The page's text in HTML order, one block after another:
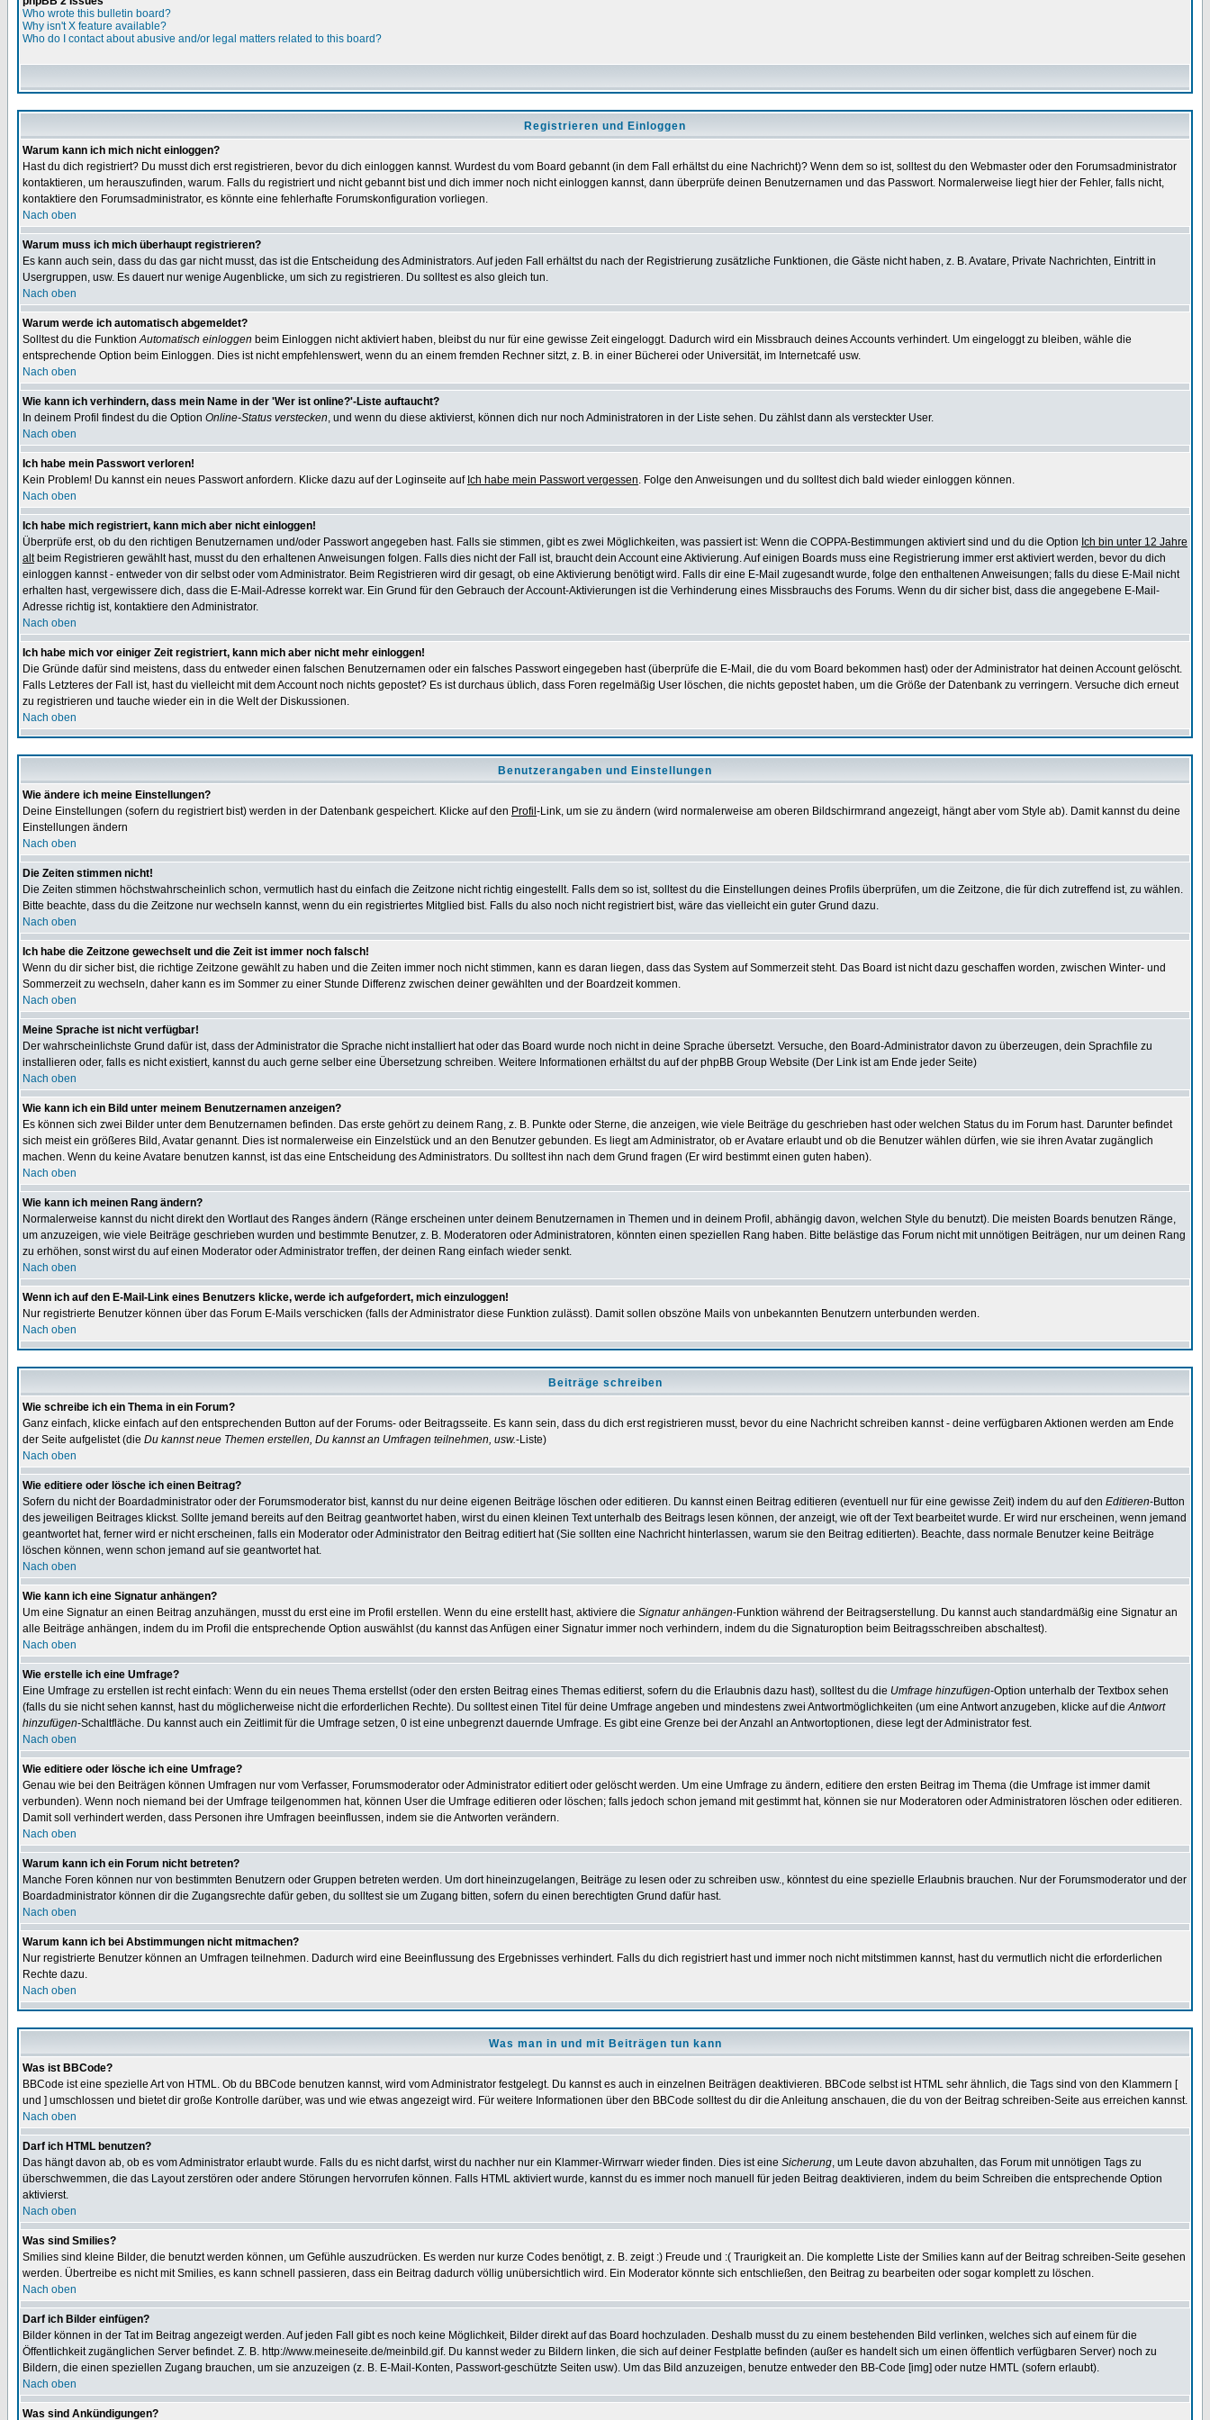
Who wrote this bulletin board?
Why isn't X feature available?
Who do I contact about abusive and/or legal matters related to this board?
Registrieren und Einloggen
Warum kann ich mich nicht einloggen?
Hast du dich registriert? Du musst dich erst registrieren, bevor du dich einloggen kannst. Wurdest du vom Board gebannt (in dem Fall erhältst du eine Nachricht)? Wenn dem so ist, solltest du den Webmaster oder den Forumsadministrator
kontaktieren, um herauszufinden, warum. Falls du registriert und nicht gebannt bist und dich immer noch nicht einloggen kannst, dann überprüfe deinen Benutzernamen und das Passwort. Normalerweise liegt hier der Fehler, falls nicht,
kontaktiere den Forumsadministrator, es könnte eine fehlerhafte Forumskonfiguration vorliegen.
Nach oben
Warum muss ich mich überhaupt registrieren?
Es kann auch sein, dass du das gar nicht musst, das ist die Entscheidung des Administrators. Auf jeden Fall erhältst du nach der Registrierung zusätzliche Funktionen, die Gäste nicht haben, z. B. Avatare, Private Nachrichten, Eintritt in
Usergruppen, usw. Es dauert nur wenige Augenblicke, um sich zu registrieren. Du solltest es also gleich tun.
Nach oben
Warum werde ich automatisch abgemeldet?
Solltest du die FunktionAutomatisch einloggen beim Einloggen nicht aktiviert haben, bleibst du nur für eine gewisse Zeit eingeloggt. Dadurch wird ein Missbrauch deines Accounts verhindert. Um eingeloggt zu bleiben, wähle die
entsprechende Option beim Einloggen. Dies ist nicht empfehlenswert, wenn du an einem fremden Rechner sitzt, z. B. in einer Bücherei oder Universität, im Internetcafé usw.
Nach oben
Wie kann ich verhindern, dass mein Name in der 'Wer ist online?'-Liste auftaucht?
In deinem Profil findest du die Option Online-Status verstecken, und wenn du diese aktivierst, können dich nur noch Administratoren in der Liste sehen. Du zählst dann als versteckter User.
Nach oben
Ich habe mein Passwort verloren!
Kein Problem! Du kannst ein neues Passwort anfordern. Klicke dazu auf der Loginseite auf Ich habe mein Passwort vergessen. Folge den Anweisungen und du solltest dich bald wieder einloggen können.
Nach oben
Ich habe mich registriert, kann mich aber nicht einloggen!
Überprüfe erst, ob du den richtigen Benutzernamen und/oder Passwort angegeben hast. Falls sie stimmen, gibt es zwei Möglichkeiten, was passiert ist: Wenn die COPPA-Bestimmungen aktiviert sind und du die Option Ich bin unter 12 Jahre
altbeim Registrieren gewählt hast, musst du den erhaltenen Anweisungen folgen. Falls dies nicht der Fall ist, braucht dein Account eine Aktivierung. Auf einigen Boards muss eine Registrierung immer erst aktiviert werden, bevor du dich
einloggen kannst - entweder von dir selbst oder vom Administrator. Beim Registrieren wird dir gesagt, ob eine Aktivierung benötigt wird. Falls dir eine E-Mail zugesandt wurde, folge den enthaltenen Anweisungen; falls du diese E-Mail nicht
erhalten hast, vergewissere dich, dass die E-Mail-Adresse korrekt war. Ein Grund für den Gebrauch der Account-Aktivierungen ist die Verhinderung eines Missbrauchs des Forums. Wenn du dir sicher bist, dass die angegebene E-Mail-
Adresse richtig ist, kontaktiere den Administrator.
Nach oben
Ich habe mich vor einiger Zeit registriert, kann mich aber nicht mehr einloggen!
Die Gründe dafür sind meistens, dass du entweder einen falschen Benutzernamen oder ein falsches Passwort eingegeben hast (überprüfe die E-Mail, die du vom Board bekommen hast) oder der Administrator hat deinen Account gelöscht.
Falls Letzteres der Fall ist, hast du vielleicht mit dem Account noch nichts gepostet? Es ist durchaus üblich, dass Foren regelmäßig User löschen, die nichts gepostet haben, um die Größe der Datenbank zu verringern. Versuche dich erneut
zu registrieren und tauche wieder ein in die Welt der Diskussionen.
Nach oben
Benutzerangaben und Einstellungen
Wie ändere ich meine Einstellungen?
Deine Einstellungen (sofern du registriert bist) werden in der Datenbank gespeichert. Klicke auf den Profil -Link, um sie zu ändern (wird normalerweise am oberen Bildschirmrand angezeigt, hängt aber vom Style ab). Damit kannst du deine
Einstellungen ändern
Nach oben
Die Zeiten stimmen nicht!
Die Zeiten stimmen höchstwahrscheinlich schon, vermutlich hast du einfach die Zeitzone nicht richtig eingestellt. Falls dem so ist, solltest du die Einstellungen deines Profils überprüfen, um die Zeitzone, die für dich zutreffend ist, zu wählen.
Bitte beachte, dass du die Zeitzone nur wechseln kannst, wenn du ein registriertes Mitglied bist. Falls du also noch nicht registriert bist, wäre das vielleicht ein guter Grund dazu.
Nach oben
Ich habe die Zeitzone gewechselt und die Zeit ist immer noch falsch!
Wenn du dir sicher bist, die richtige Zeitzone gewählt zu haben und die Zeiten immer noch nicht stimmen, kann es daran liegen, dass das System auf Sommerzeit steht. Das Board ist nicht dazu geschaffen worden, zwischen Winter- und
Sommerzeit zu wechseln, daher kann es im Sommer zu einer Stunde Differenz zwischen deiner gewählten und der Boardzeit kommen.
Nach oben
Meine Sprache ist nicht verfügbar!
Der wahrscheinlichste Grund dafür ist, dass der Administrator die Sprache nicht installiert hat oder das Board wurde noch nicht in deine Sprache übersetzt. Versuche, den Board-Administrator davon zu überzeugen, dein Sprachfile zu
installieren oder, falls es nicht existiert, kannst du auch gerne selber eine Übersetzung schreiben. Weitere Informationen erhältst du auf der phpBB Group Website (Der Link ist am Ende jeder Seite)
Nach oben
Wie kann ich ein Bild unter meinem Benutzernamen anzeigen?
Es können sich zwei Bilder unter dem Benutzernamen befinden. Das erste gehört zu deinem Rang, z. B. Punkte oder Sterne, die anzeigen, wie viele Beiträge du geschrieben hast oder welchen Status du im Forum hast. Darunter befindet
sich meist ein größeres Bild, Avatar genannt. Dies ist normalerweise ein Einzelstück und an den Benutzer gebunden. Es liegt am Administrator, ob er Avatare erlaubt und ob die Benutzer wählen dürfen, wie sie ihren Avatar zugänglich
machen. Wenn du keine Avatare benutzen kannst, ist das eine Entscheidung des Administrators. Du solltest ihn nach dem Grund fragen (Er wird bestimmt einen guten haben).
Nach oben
Wie kann ich meinen Rang ändern?
Normalerweise kannst du nicht direkt den Wortlaut des Ranges ändern (Ränge erscheinen unter deinem Benutzernamen in Themen und in deinem Profil, abhängig davon, welchen Style du benutzt). Die meisten Boards benutzen Ränge,
um anzuzeigen, wie viele Beiträge geschrieben wurden und bestimmte Benutzer, z. B. Moderatoren oder Administratoren, könnten einen speziellen Rang haben. Bitte belästige das Forum nicht mit unnötigen Beiträgen, nur um deinen Rang
zu erhöhen, sonst wirst du auf einen Moderator oder Administrator treffen, der deinen Rang einfach wieder senkt.
Nach oben
Wenn ich auf den E-Mail-Link eines Benutzers klicke, werde ich aufgefordert, mich einzuloggen!
Nur registrierte Benutzer können über das Forum E-Mails verschicken (falls der Administrator diese Funktion zulässt). Damit sollen obszöne Mails von unbekannten Benutzern unterbunden werden.
Nach oben
Beiträge schreiben
Wie schreibe ich ein Thema in ein Forum?
Ganz einfach, klicke einfach auf den entsprechenden Button auf der Forums- oder Beitragsseite. Es kann sein, dass du dich erst registrieren musst, bevor du eine Nachricht schreiben kannst - deine verfügbaren Aktionen werden am Ende
der Seite aufgelistet (die Du kannst neue Themen erstellen, Du kannst an Umfragen teilnehmen, usw.-Liste)
Nach oben
Wie editiere oder lösche ich einen Beitrag?
Sofern du nicht der Boardadministrator oder der Forumsmoderator bist, kannst du nur deine eigenen Beiträge löschen oder editieren. Du kannst einen Beitrag editieren (eventuell nur für eine gewisse Zeit) indem du auf den Editieren-Button
des jeweiligen Beitrages klickst. Sollte jemand bereits auf den Beitrag geantwortet haben, wirst du einen kleinen Text unterhalb des Beitrags lesen können, der anzeigt, wie oft der Text bearbeitet wurde. Er wird nur erscheinen, wenn jemand
geantwortet hat, ferner wird er nicht erscheinen, falls ein Moderator oder Administrator den Beitrag editiert hat (Sie sollten eine Nachricht hinterlassen, warum sie den Beitrag editierten). Beachte, dass normale Benutzer keine Beiträge
löschen können, wenn schon jemand auf sie geantwortet hat.
Nach oben
Wie kann ich eine Signatur anhängen?
Um eine Signatur an einen Beitrag anzuhängen, musst du erst eine im Profil erstellen. Wenn du eine erstellt hast, aktiviere die Signatur anhängen-Funktion während der Beitragserstellung. Du kannst auch standardmäßig eine Signatur an
alle Beiträge anhängen, indem du im Profil die entsprechende Option auswählst (du kannst das Anfügen einer Signatur immer noch verhindern, indem du die Signaturoption beim Beitragsschreiben abschaltest).
Nach oben
Wie erstelle ich eine Umfrage?
Eine Umfrage zu erstellen ist recht einfach: Wenn du ein neues Thema erstellst (oder den ersten Beitrag eines Themas editierst, sofern du die Erlaubnis dazu hast), solltest du die Umfrage hinzufügen-Option unterhalb der Textbox sehen
(falls du sie nicht sehen kannst, hast du möglicherweise nicht die erforderlichen Rechte). Du solltest einen Titel für deine Umfrage angeben und mindestens zwei Antwortmöglichkeiten (um eine Antwort anzugeben, klicke auf dieAntwort
hinzufügen-Schaltfläche. Du kannst auch ein Zeitlimit für die Umfrage setzen, 0 ist eine unbegrenzt dauernde Umfrage. Es gibt eine Grenze bei der Anzahl an Antwortoptionen, diese legt der Administrator fest.
Nach oben
Wie editiere oder lösche ich eine Umfrage?
Genau wie bei den Beiträgen können Umfragen nur vom Verfasser, Forumsmoderator oder Administrator editiert oder gelöscht werden. Um eine Umfrage zu ändern, editiere den ersten Beitrag im Thema (die Umfrage ist immer damit
verbunden). Wenn noch niemand bei der Umfrage teilgenommen hat, können User die Umfrage editieren oder löschen; falls jedoch schon jemand mit gestimmt hat, können sie nur Moderatoren oder Administratoren löschen oder editieren.
Damit soll verhindert werden, dass Personen ihre Umfragen beeinflussen, indem sie die Antworten verändern.
Nach oben
Warum kann ich ein Forum nicht betreten?
Manche Foren können nur von bestimmten Benutzern oder Gruppen betreten werden. Um dort hineinzugelangen, Beiträge zu lesen oder zu schreiben usw., könntest du eine spezielle Erlaubnis brauchen. Nur der Forumsmoderator und der
Boardadministrator können dir die Zugangsrechte dafür geben, du solltest sie um Zugang bitten, sofern du einen berechtigten Grund dafür hast.
Nach oben
Warum kann ich bei Abstimmungen nicht mitmachen?
Nur registrierte Benutzer können an Umfragen teilnehmen. Dadurch wird eine Beeinflussung des Ergebnisses verhindert. Falls du dich registriert hast und immer noch nicht mitstimmen kannst, hast du vermutlich nicht die erforderlichen
Rechte dazu.
Nach oben
Was man in und mit Beiträgen tun kann
Was ist BBCode?
BBCode ist eine spezielle Art von HTML. Ob du BBCode benutzen kannst, wird vom Administrator festgelegt. Du kannst es auch in einzelnen Beiträgen deaktivieren. BBCode selbst ist HTML sehr ähnlich, die Tags sind von den Klammern [
und ] umschlossen und bietet dir große Kontrolle darüber, was und wie etwas angezeigt wird. Für weitere Informationen über den BBCode solltest du dir die Anleitung anschauen, die du von der Beitrag schreiben-Seite aus erreichen kannst.
Nach oben
Darf ich HTML benutzen?
Das hängt davon ab, ob es vom Administrator erlaubt wurde. Falls du es nicht darfst, wirst du nachher nur ein Klammer-Wirrwarr wieder finden. Dies ist eine Sicherung, um Leute davon abzuhalten, das Forum mit unnötigen Tags zu
überschwemmen, die das Layout zerstören oder andere Störungen hervorrufen können. Falls HTML aktiviert wurde, kannst du es immer noch manuell für jeden Beitrag deaktivieren, indem du beim Schreiben die entsprechende Option
aktivierst.
Nach oben
Was sind Smilies?
Smilies sind kleine Bilder, die benutzt werden können, um Gefühle auszudrücken. Es werden nur kurze Codes benötigt, z. B. zeigt :) Freude und :( Traurigkeit an. Die komplette Liste der Smilies kann auf der Beitrag schreiben-Seite gesehen
werden. Übertreibe es nicht mit Smilies, es kann schnell passieren, dass ein Beitrag dadurch völlig unübersichtlich wird. Ein Moderator könnte sich entschließen, den Beitrag zu bearbeiten oder sogar komplett zu löschen.
Nach oben
Darf ich Bilder einfügen?
Bilder können in der Tat im Beitrag angezeigt werden. Auf jeden Fall gibt es noch keine Möglichkeit, Bilder direkt auf das Board hochzuladen. Deshalb musst du zu einem bestehenden Bild verlinken, welches sich auf einem für die
Öffentlichkeit zugänglichen Server befindet. Z. B. http://www.meineseite.de/meinbild.gif. Du kannst weder zu Bildern linken, die sich auf deiner Festplatte befinden (außer es handelt sich um einen öffentlich verfügbaren Server) noch zu
Bildern, die einen speziellen Zugang brauchen, um sie anzuzeigen (z. B. E-Mail-Konten, Passwort-geschützte Seiten usw). Um das Bild anzuzeigen, benutze entweder den BB-Code [img] oder nutze HMTL (sofern erlaubt).
Nach oben
Was sind Ankündigungen?